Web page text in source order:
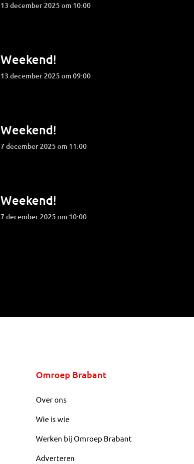
13 december 2025 om 10:00
Weekend!
13 december 2025 om 09:00
Weekend!
7 december 2025 om 11:00
Weekend!
7 december 2025 om 10:00
Omroep Brabant
Over ons
Wie is wie
Werken bij Omroep Brabant
Adverteren